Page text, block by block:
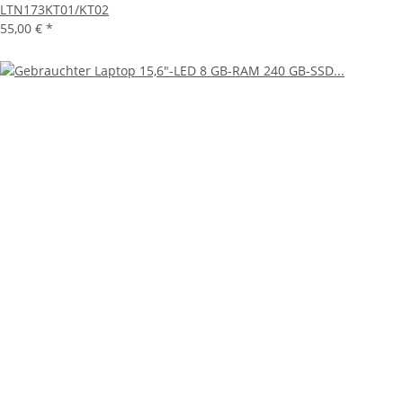
LTN173KT01/KT02
55,00 € *